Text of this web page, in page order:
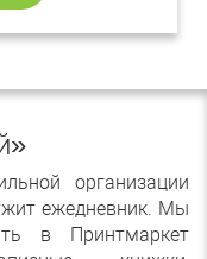
организации
ежедневник. Мы
в Принтмаркет